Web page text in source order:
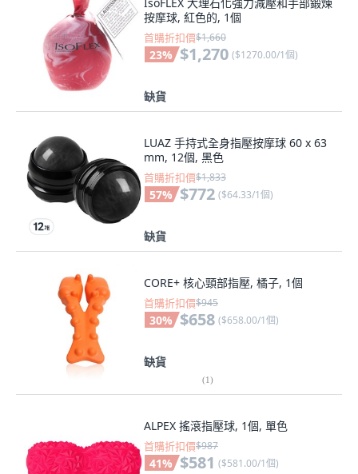
按摩球, 紅色的, 1個
首購折扣價$1,660
23% $1,270 ($1270.00/1個)
缺貨
LUAZ 手持式全身指壓按摩球 60 x 63
mm, 12個, 黑色
首購折扣價$1,833
57% $772 ($64.33/1個)
缺貨
CORE+ 核心頸部指壓, 橘子, 1個
首購折扣價$945
30% $658 ($658.00/1個)
缺貨
(1)
ALPEX 搖滾指壓球, 1個, 單色
首購折扣價$987
41% $581 ($581.00/1個)